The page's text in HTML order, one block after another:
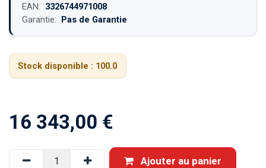
EAN: 3326744971008
Garantie:
Pas de Garantie
Stock disponible : 100.0
16 343,00 €
Ajouter au panier